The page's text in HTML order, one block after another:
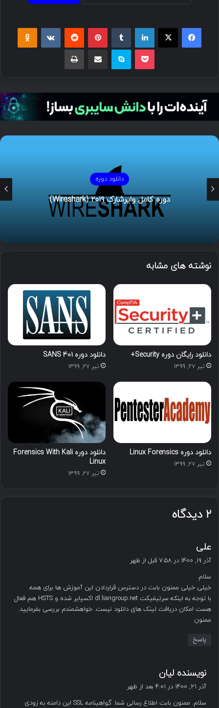
دوره های امنیت اطلاعات
۲۰ کنترل حیاتی SANS در حوزه امنیت
نوشته های مشابه
دانلود رایگان دوره Security+
تیر ۲۷, ۱۳۹۹
دانلود دوره SANS 401
تیر ۲۷, ۱۳۹۹
دانلود دوره Linux Forensics
تیر ۲۷, ۱۳۹۹
دانلود دوره Forensics With Kali
Linux
تیر ۲۷, ۱۳۹۹
۲ دیدگاه
علی
آذر ۱۹, ۱۴۰۰ در ۷:۵۸ قبل از ظهر
سلام
خیلی خیلی ممنون بابت در دسترس قراردادن این آموزش ها برای همه.
با توجه به اینکه سرتیفیکت dl.liangroup.net اکسپایر شده و HSTS هم فعال
هست امکان دریافت لینک های دانلود نیست. خواهشمندم بررسی بفرمایید.
ممنون
پاسخ
نویسنده لیان
ف
آذر ۲۱, ۱۴۰۰ در ۴:۰۱ بعد از ظهر
سلام. ممنون بابت اطلاع رسانی شما. گواهینامه SSL این دامنه به زودی